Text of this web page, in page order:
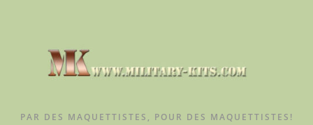
PAR DES MAQUETTISTES, POUR DES MAQUETTISTES!